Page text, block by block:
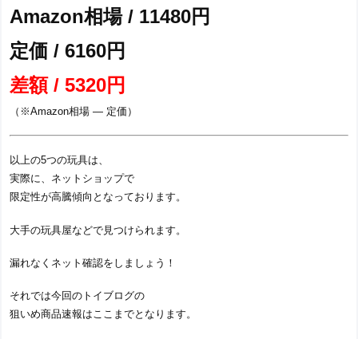
Amazon相場 / 11480円
定価 / 6160円
差額 / 5320円
（※Amazon相場 ― 定価）
以上の5つの玩具は、
実際に、ネットショップで
限定性が高騰傾向となっております。
大手の玩具屋などで見つけられます。
漏れなくネット確認をしましょう！
それでは今回のトイブログの
狙いめ商品速報はここまでとなります。